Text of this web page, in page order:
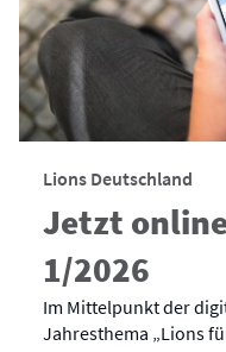
Lions Deutschland
Jetzt
1/2026
Im Mittelpunkt der
Jahresthema „Lions